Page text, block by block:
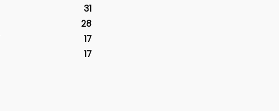
31
28
17
17